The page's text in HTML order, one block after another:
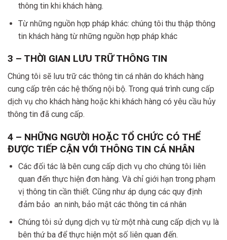
thông tin khi khách hàng.
Từ những nguồn hợp pháp khác: chúng tôi thu thập thông
tin khách hàng từ những nguồn hợp pháp khác
3 – THỜI GIAN LƯU TRỮ THÔNG TIN
Chúng tôi sẽ lưu trữ các thông tin cá nhân do khách hàng
cung cấp trên các hệ thống nội bộ. Trong quá trình cung cấp
dịch vụ cho khách hàng hoặc khi khách hàng có yêu cầu hủy
thông tin đã cung cấp.
4 – NHỮNG NGƯỜI HOẶC TỔ CHỨC CÓ THỂ
ĐƯỢC TIẾP CẬN VỚI THÔNG TIN CÁ NHÂN
Các đối tác là bên cung cấp dịch vụ cho chúng tôi liên
quan đến thực hiện đơn hàng. Và chỉ giới hạn trong phạm
vị thông tin cần thiết. Cũng như áp dụng các quy định
đảm bảo an ninh, bảo mật các thông tin cá nhân
Chúng tôi sử dụng dịch vụ từ một nhà cung cấp dịch vụ là
bên thứ ba để thực hiện một số liên quan đến.